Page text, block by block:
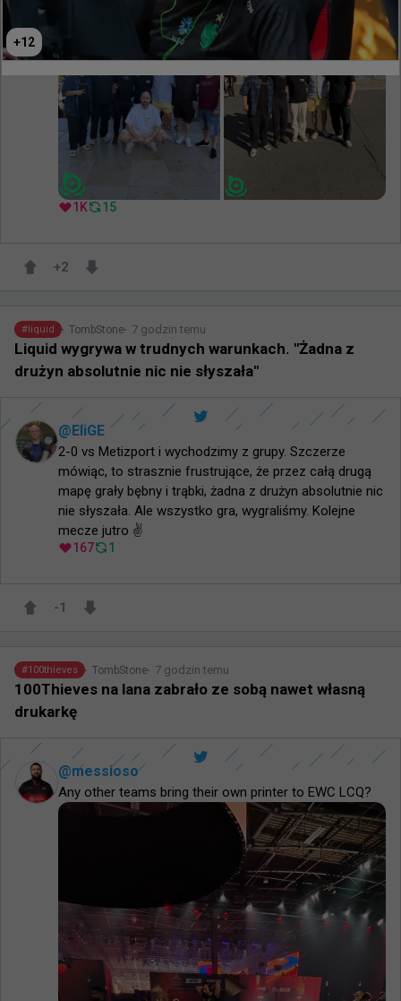
1K 15
+2
# liquid TombStone 7 godzin temu
Liquid wygrywa w trudnych warunkach. "Żadna z
drużyn absolutnie nic nie słyszała"
@ EliGE
2-0 vs Metizport i wychodzimy z grupy. Szczerze
mówiąc, to strasznie frustrujące, że przez całą drugą
mapę grały bębny i trąbki, żadna z drużyn absolutnie nic
nie słyszała. Ale wszystko gra, wygraliśmy. Kolejne
mecze jutro ✌️
167 1
-1
#100thieves TombStone 7 godzin temu
100Thieves na lana zabrało ze sobą nawet własną
drukarkę
@messioso
Any other teams bring their own printer to EWC LCQ?
+12